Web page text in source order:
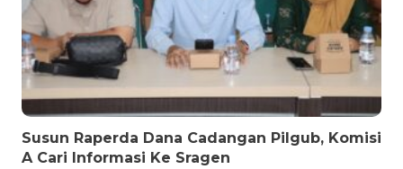
Susun Raperda Dana Cadangan Pilgub, Komisi
A Cari Informasi Ke Sragen